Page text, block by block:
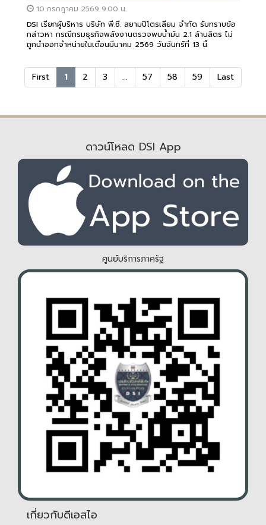
10 กรกฎาคม 2569 9:00 น.
DSI เรียกผู้บริหาร บริษัท พี.ซี. สยามปิโตรเลียม จำกัด รับทราบข้อ
กล่าวหา กรณีกรมธุรกิจพลังงานตรวจพบน้ำมัน 2.1 ล้านลิตร ไม่
ถูกนำออกจำหน่ายในเดือนมีนาคม 2569 วันจันทร์ที่ 13 นี้
First 1 2 3 ... 57 58 59 Last
ดาวน์โหลด DSI App
ศูนย์บริการภาครัฐ
เกี่ยวกับดีเอสไอ